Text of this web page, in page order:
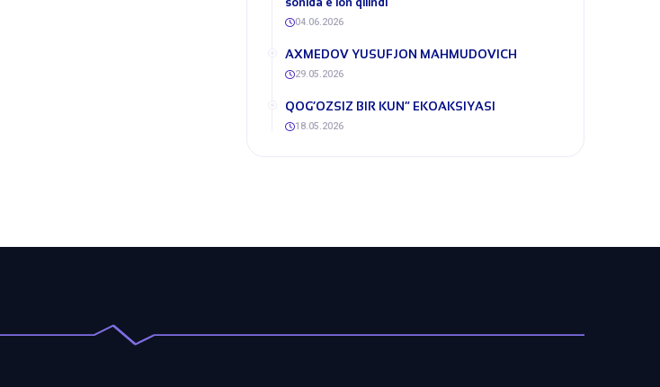
04.06.2026
​AXMEDOV YUSUFJON MAHMUDOVICH
29.05.2026
QOG‘OZSIZ BIR KUN” EKOAKSIYASI
18.05.2026